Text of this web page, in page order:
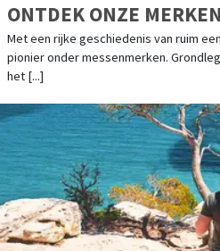
ONTDEK ONZE MERKEN
Met een rijke geschiedenis van ruim
pionier onder messenmerken.
het [...]